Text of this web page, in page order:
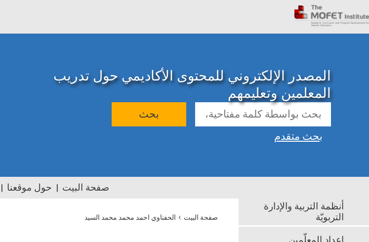
المصدر الإلكتروني للمحتوى الأكاديمي حول تدريب
المعلمين وتعليمهم
بحث
بحث متقدم
صفحة البيت حول موقعنا
صفحة البيت › الحفناوي احمد محمد محمد السيد
أنظمة التربية والإدارة
التربويّة